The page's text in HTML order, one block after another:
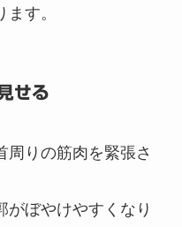
す。
せる
周りの筋肉を緊張さ
がぼやけやすくなり